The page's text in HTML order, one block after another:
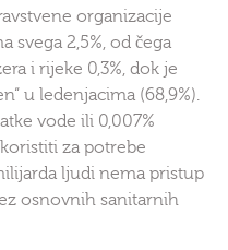
organizacije
svega 2,5%, od čega
i rijeke 0,3%, dok je
u ledenjacima (68,9%).
vode ili 0,007%
za potrebe
ljudi nema pristup
osnovnih sanitarnih